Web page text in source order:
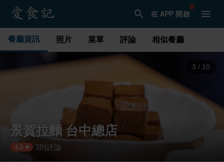
在 APP 開啟
餐廳資訊 照片 菜單 評論 相似餐廳
3 / 10
景賀拉麵 台中總店
4.3 ·3則評論